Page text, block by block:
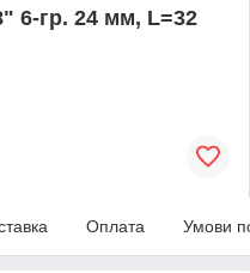
6-гр. 24 мм, L=32
Оплата Умови